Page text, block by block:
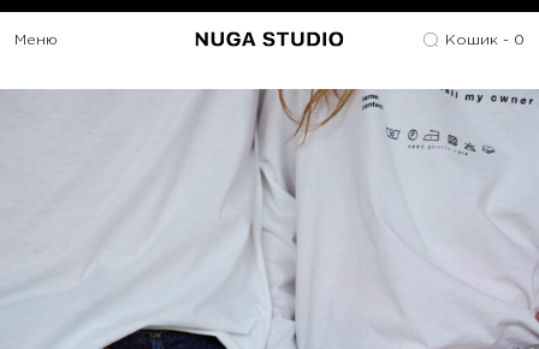
Меню Кошик - 0